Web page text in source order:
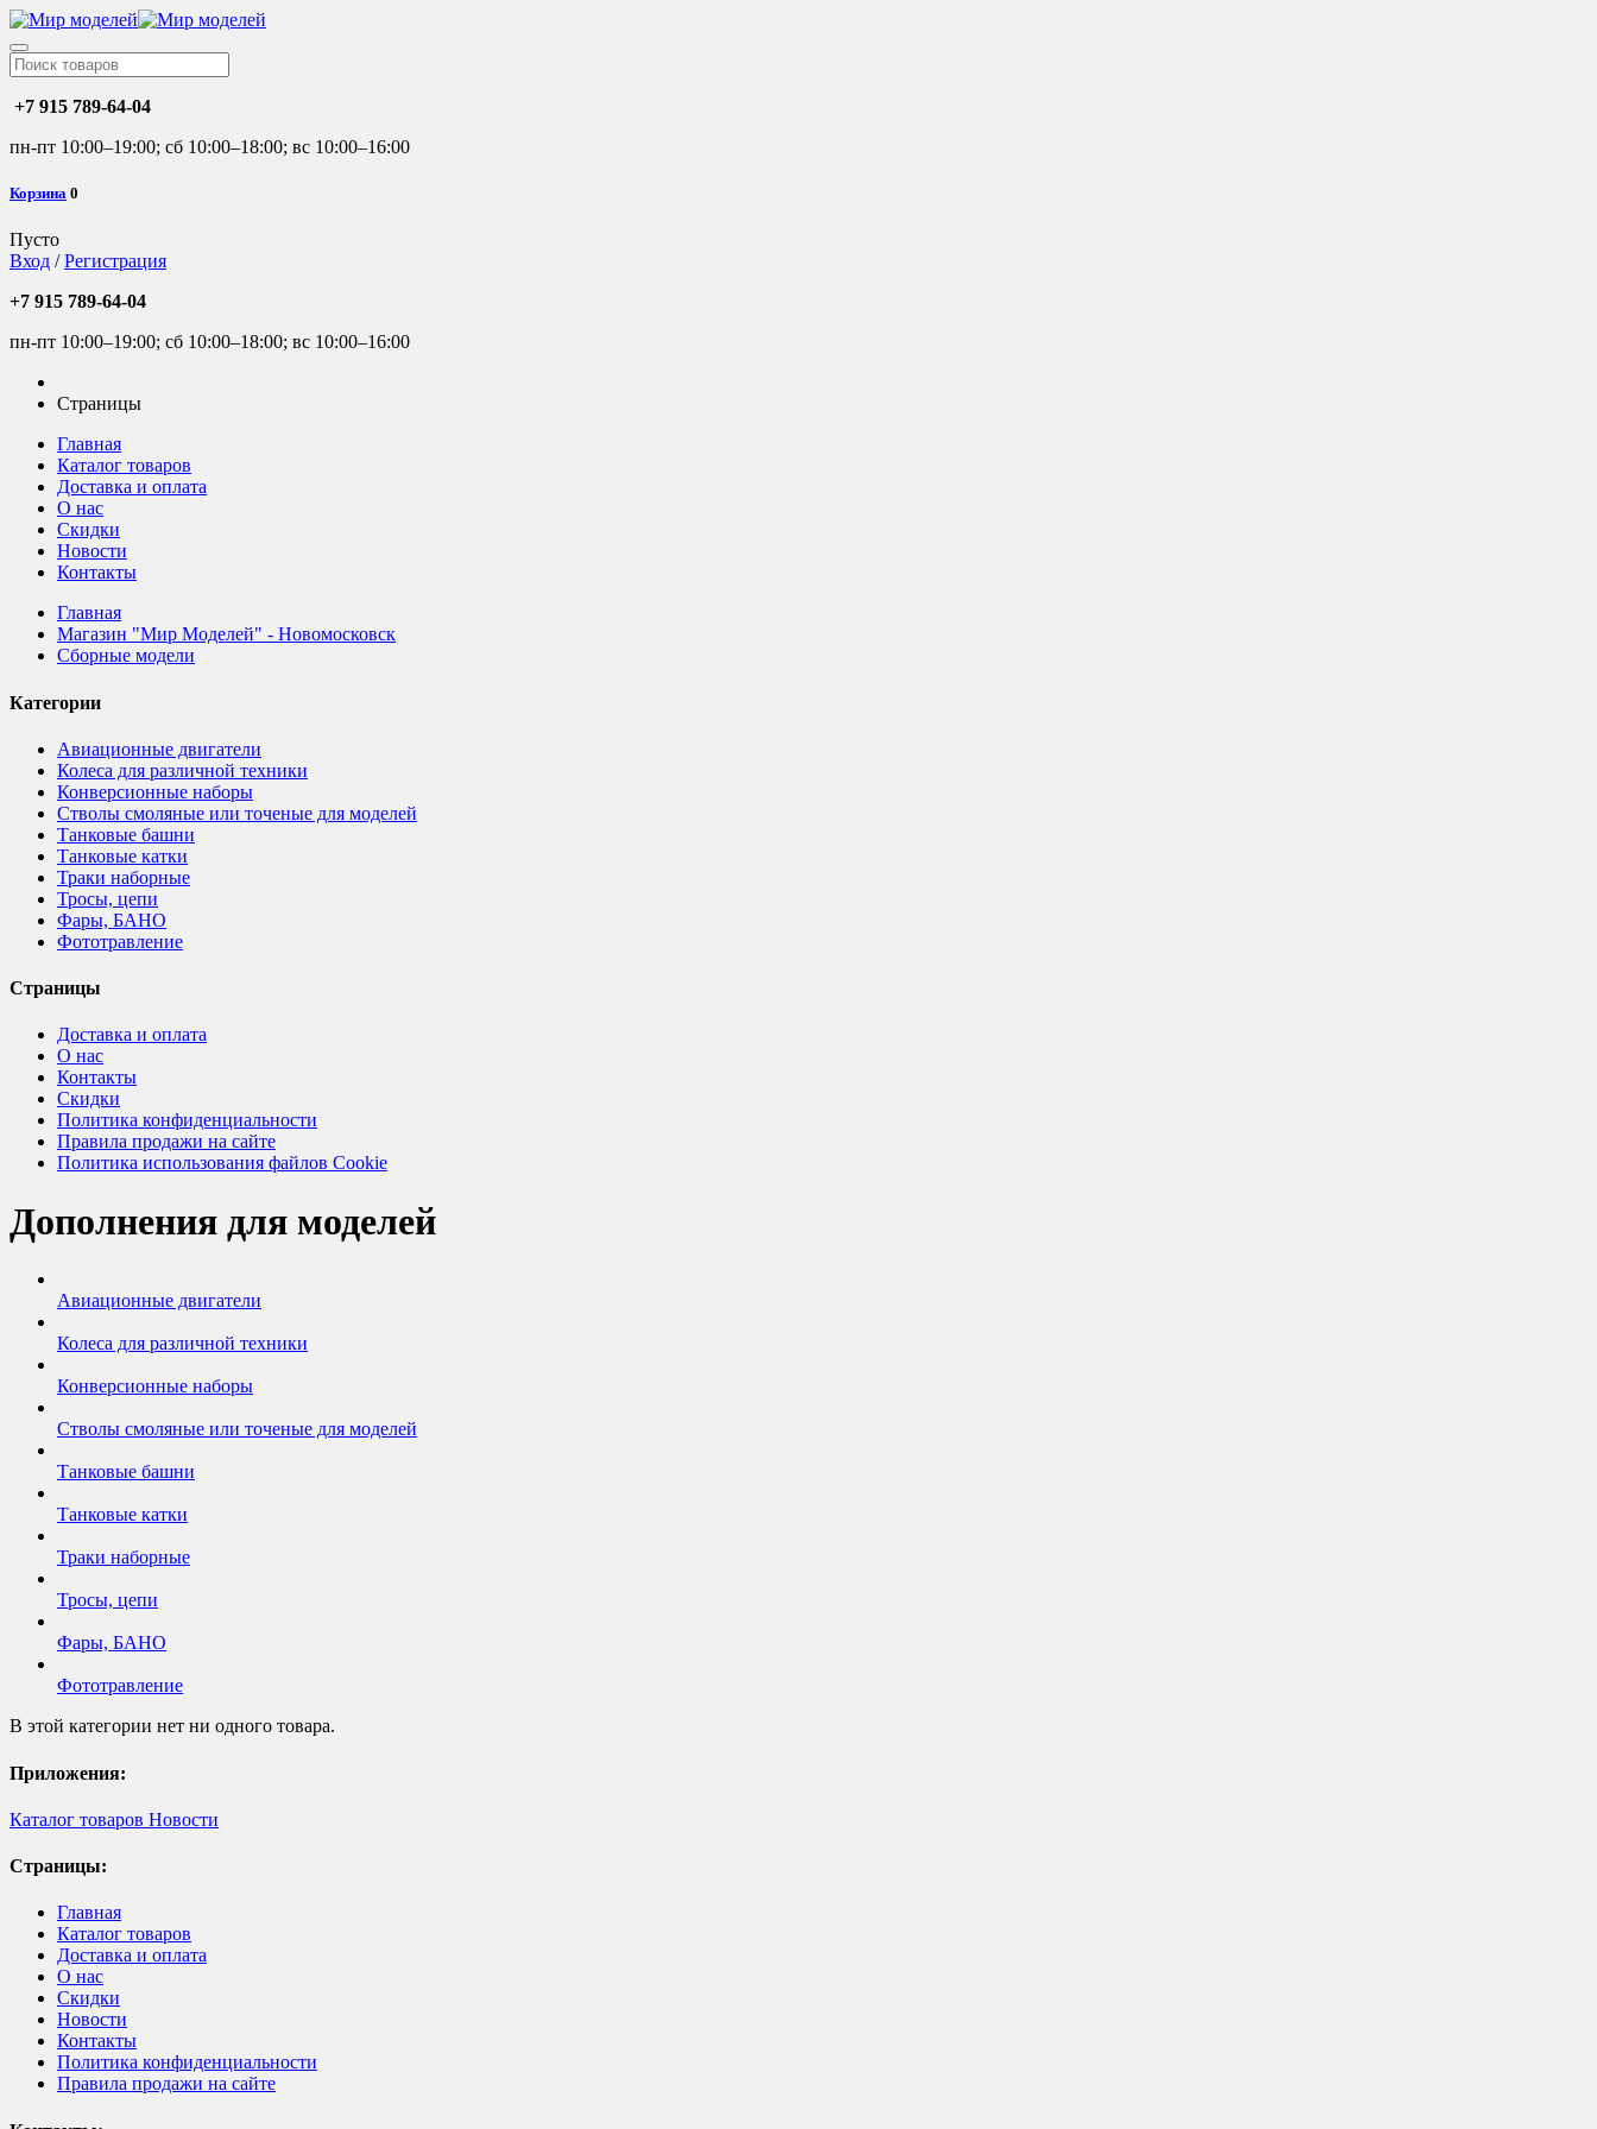
+7 915 789-64-04
пн-пт 10:00–19:00; сб 10:00–18:00; вс 10:00–16:00
Корзина 0
Пусто
Вход /Регистрация
+7 915 789-64-04
пн-пт 10:00–19:00; сб 10:00–18:00; вс 10:00–16:00
Страницы
Главная
Каталог товаров
Доставка и оплата
О нас
Скидки
Новости
Контакты
Главная
Магазин "Мир Моделей" - Новомосковск
Сборные модели
Категории
Авиационные двигатели
Колеса для различной техники
Конверсионные наборы
Стволы смоляные или точеные для моделей
Танковые башни
Танковые катки
Траки наборные
Тросы, цепи
Фары, БАНО
Фототравление
Страницы
Доставка и оплата
О нас
Контакты
Скидки
Политика конфиденциальности
Правила продажи на сайте
Политика использования файлов Cookie
Дополнения для моделей
Авиационные двигатели
Колеса для различной техники
Конверсионные наборы
Стволы смоляные или точеные для моделей
Танковые башни
Танковые катки
Траки наборные
Тросы, цепи
Фары, БАНО
Фототравление
В этой категории нет ни одного товара.
Приложения:
Каталог товаров Новости
Страницы:
Главная
Каталог товаров
Доставка и оплата
О нас
Скидки
Новости
Контакты
Политика конфиденциальности
Правила продажи на сайте